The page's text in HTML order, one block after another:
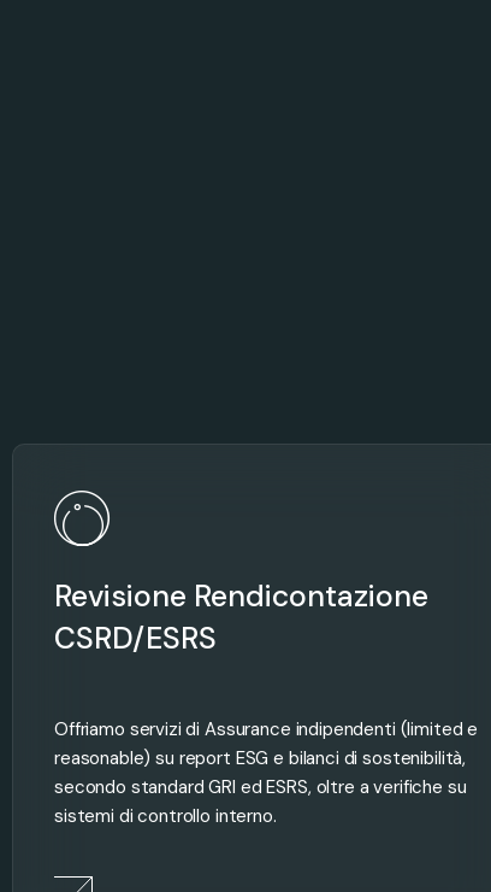
Revisione Rendicontazione
CSRD/ESRS
Offriamo servizi di Assurance indipendenti (limited e
reasonable) su report ESG e bilanci di sostenibilità,
secondo standard GRI ed ESRS, oltre a verifiche su
sistemi di controllo interno.